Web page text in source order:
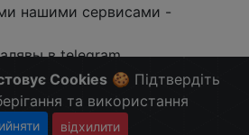
нашими сервисами -
в telegram
Cookies 🍪 Підтвердіть
та використання
відхилити